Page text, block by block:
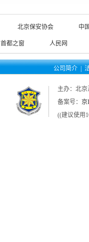
北京保安协会 中
首都之窗 人民网
公司简介 |
主办：北
备案号： 京
((建议使用